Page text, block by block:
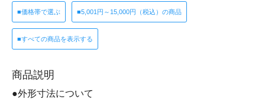
■価格帯で選ぶ ■5,001円～15,000円（税込）の商品
■すべての商品を表示する
商品説明
●外形寸法について